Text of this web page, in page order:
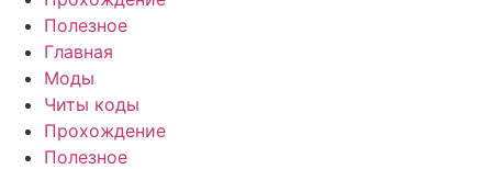
Полезное
Главная
Моды
Читы коды
Прохождение
Полезное